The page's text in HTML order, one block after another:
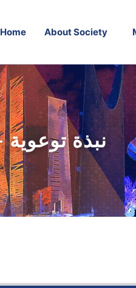
Home About Society
PATIENT AWARENESS - نبذة توعوية